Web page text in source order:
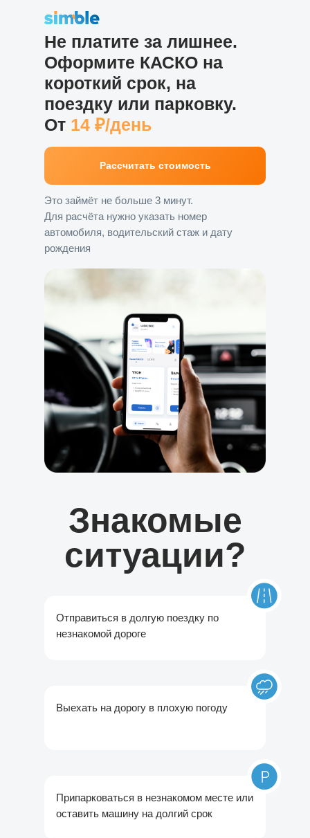
Не платите за лишнее.
Оформите КАСКО на
короткий срок, на
поездку или парковку.
От 14 ₽/день
Это займёт не больше 3 минут.
Для расчёта нужно указать номер
автомобиля, водительский стаж и дату
рождения
Рассчитать стоимость
Знакомые
ситуации?
Припарковаться в незнакомом месте или
оставить машину на долгий срок
Выехать на дорогу в плохую погоду
Отправиться в долгую поездку по
незнакомой дороге